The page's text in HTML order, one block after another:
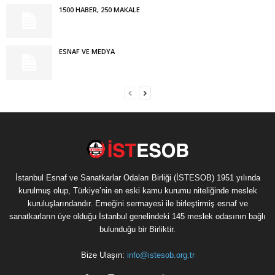
1500 HABER, 250 MAKALE
ESNAF VE MEDYA
İstanbul Esnaf ve Sanatkarlar Odaları Birliği (İSTESOB) 1951 yılında
kurulmuş olup, Türkiye’nin en eski kamu kurumu niteliğinde meslek
kuruluşlarındandır. Emeğini sermayesi ile birleştirmiş esnaf ve
sanatkarların üye olduğu İstanbul genelindeki 145 meslek odasının bağlı
bulunduğu bir Birliktir.
Bize Ulaşın: info@istesob.org.tr